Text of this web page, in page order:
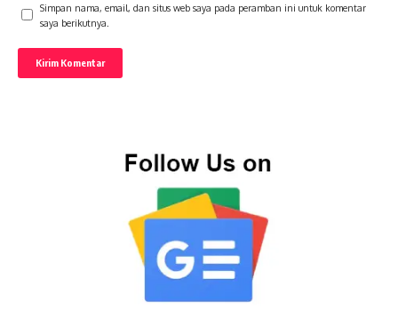
Simpan nama, email, dan situs web saya pada peramban ini untuk komentar
saya berikutnya.